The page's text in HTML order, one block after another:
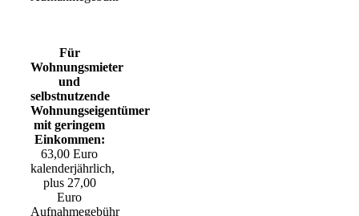
Für
Wohnungsmieter
und
selbstnutzende
Wohnungseigentümer
mit geringem
Einkommen:
63,00 Euro
kalenderjährlich,
plus 27,00
Euro
Aufnahmegebühr